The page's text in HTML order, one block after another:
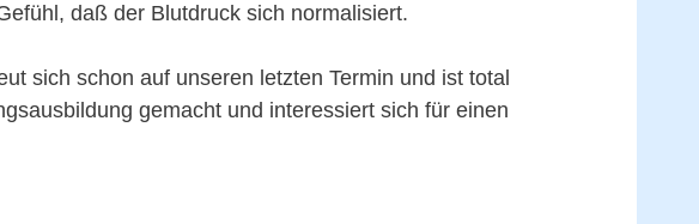
daß der Blutdruck sich normalisiert.
sich schon auf unseren letzten Termin und ist total
gemacht und interessiert sich für einen